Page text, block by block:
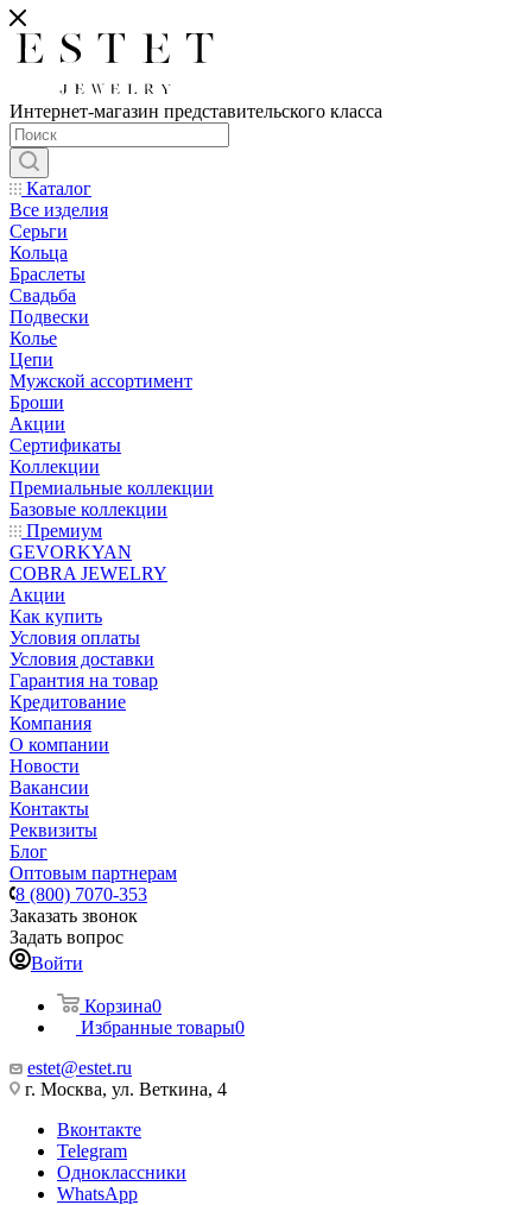
Интернет-магазин представительского класса
Каталог
Все изделия
Серьги
Кольца
Браслеты
Свадьба
Подвески
Колье
Цепи
Мужской ассортимент
Броши
Акции
Сертификаты
Коллекции
Премиальные коллекции
Базовые коллекции
Премиум
GEVORKYAN
COBRA JEWELRY
Акции
Как купить
Условия оплаты
Условия доставки
Гарантия на товар
Кредитование
Компания
О компании
Новости
Вакансии
Контакты
Реквизиты
Блог
Оптовым партнерам
8 (800) 7070-353
Заказать звонок
Задать вопрос
Войти
Корзина0
Избранные товары0
estet@estet.ru
г. Москва, ул. Веткина, 4
Вконтакте
Telegram
Одноклассники
WhatsApp